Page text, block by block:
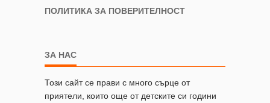
ПОЛИТИКА ЗА ПОВЕРИТЕЛНОСТ
ЗА НАС
Този сайт се прави с много сърце от
приятели, които още от детските си години